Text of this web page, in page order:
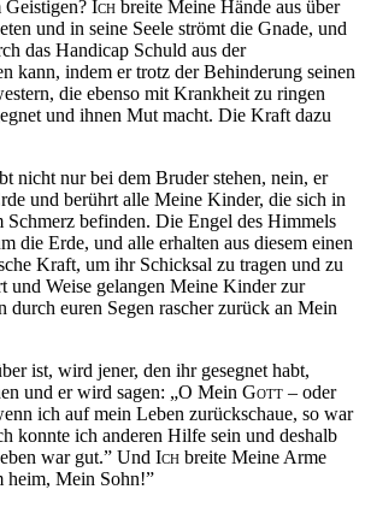
Geistigen? Ich breite Meine Hände aus über
und in seine Seele strömt die Gnade, und
das Handicap Schuld aus der
kann, indem er trotz der Behinderung seinen
die ebenso mit Krankheit zu ringen
und ihnen Mut macht. Die Kraft dazu
nicht nur bei dem Bruder stehen, nein, er
und berührt alle Meine Kinder, die sich in
befinden. Die Engel des Himmels
die Erde, und alle erhalten aus diesem einen
Kraft, um ihr Schicksal zu tragen und zu
und Weise gelangen Meine Kinder zur
durch euren Segen rascher zurück an Mein
ist, wird jener, den ihr gesegnet habt,
und er wird sagen: „O Mein Gott – oder
ich auf mein Leben zurückschaue, so war
konnte ich anderen Hilfe sein und deshalb
war gut.” Und Ich breite Meine Arme
heim, Mein Sohn!”